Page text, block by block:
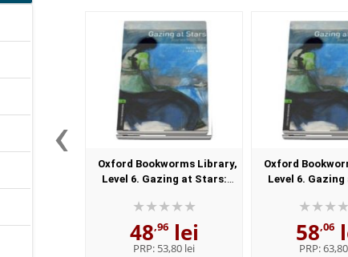
‹
Oxford Bookworms Library,
Level 6. Gazing at Stars:
pack
48,96lei
PRP: 53,80 lei
Oxford
Level 6.
pack
58,06
PRP: